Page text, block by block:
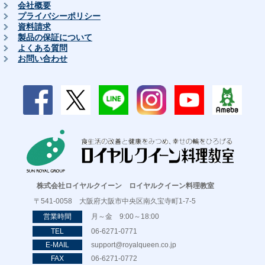
会社概要
プライバシーポリシー
資料請求
製品の保証について
よくある質問
お問い合わせ
株式会社ロイヤルクイーン ロイヤルクイーン料理教室
〒541-0058 大阪府大阪市中央区南久宝寺町1-7-5
営業時間
月～金 9:00～18:00
TEL
06-6271-0771
E-MAIL
support@royalqueen.co.jp
FAX
06-6271-0772